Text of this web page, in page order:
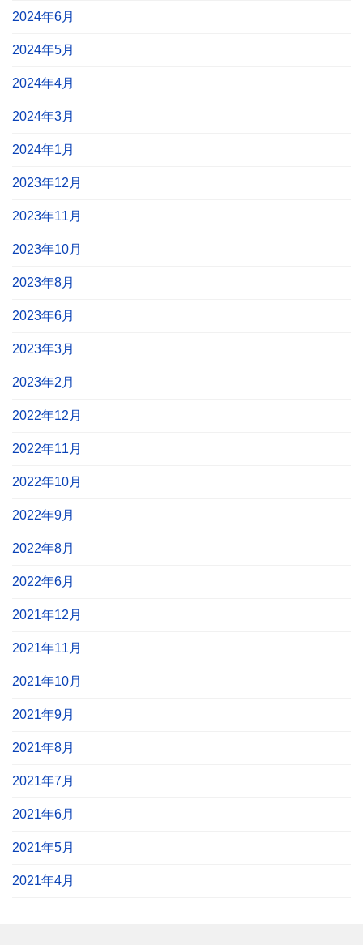
2024年6月
2024年5月
2024年4月
2024年3月
2024年1月
2023年12月
2023年11月
2023年10月
2023年8月
2023年6月
2023年3月
2023年2月
2022年12月
2022年11月
2022年10月
2022年9月
2022年8月
2022年6月
2021年12月
2021年11月
2021年10月
2021年9月
2021年8月
2021年7月
2021年6月
2021年5月
2021年4月